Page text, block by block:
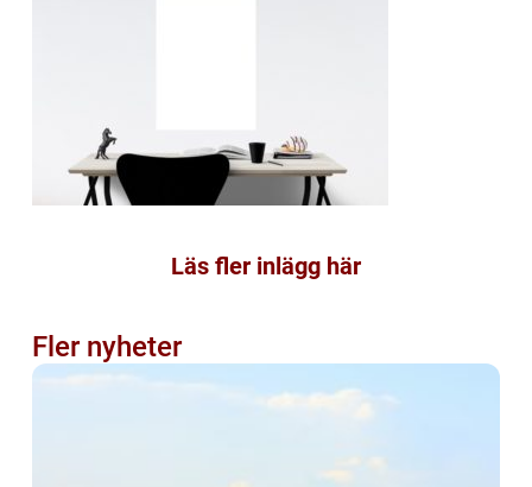
Läs fler inlägg här
Fler nyheter